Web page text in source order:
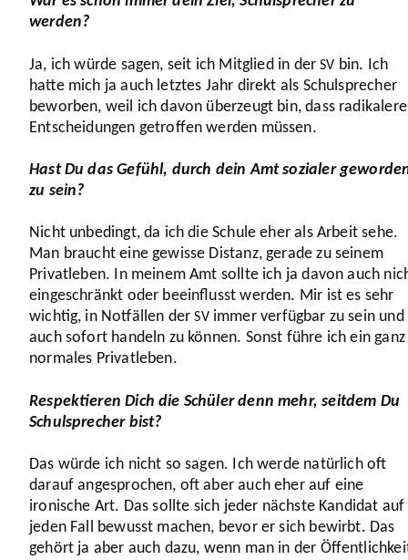
werden?
Ja, ich würde sagen, seit ich Mitglied in derSV bin. Ich
hatte mich ja auch letztes Jahr direkt als Schul­spre­cher
beworben, weil ich davon überzeugt bin, dass radi­ka­lere
Entschei­dungen getroffen werden müssen.
Hast Du das Gefühl, durch dein Amt sozialer
zu sein?
Nicht unbedingt, da ich die Schule eher als Arbeit sehe.
Man braucht eine gewisse Distanz, gerade zu seinem
Privat­leben. In meinem Amt sollte ich ja davon auch
einge­schränkt oder beein­flusst werden. Mir ist es sehr
wichtig, in Notfällen derSVimmer verfügbar zu sein und
auch sofort handeln zu können. Sonst führe ich ein ganz
normales Privat­leben.
Respek­tieren Dich die Schüler denn mehr, seitdem Du
Schul­spre­cher bist?
Das würde ich nicht so sagen. Ich werde natürlich oft
darauf ange­spro­chen, oft aber auch eher auf eine
ironische Art. Das sollte sich jeder nächste Kandidat auf
jeden Fall bewusst machen, bevor er sich bewirbt. Das
gehört ja aber auch dazu, wenn man in der